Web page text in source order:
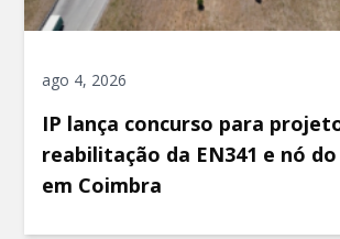
ago 4, 2026
IP lança concurso para
reabilitação da EN341 e nó
em Coimbra